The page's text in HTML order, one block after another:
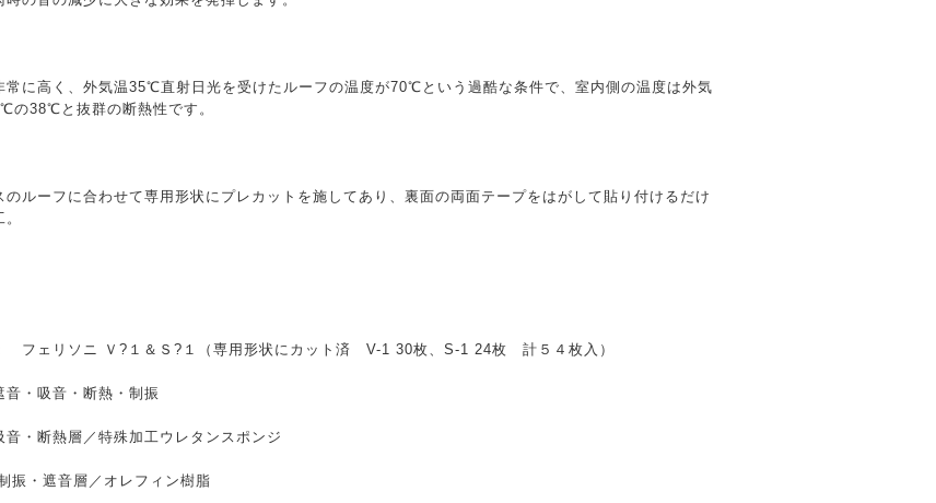
常に高く、外気温35℃直射日光を受けたルーフの温度が70℃という過酷な条件で、室内側の温度は外気
の38℃と抜群の断熱性です。
のルーフに合わせて専用形状にプレカットを施してあり、裏面の両面テープをはがして貼り付けるだけ
フェリソニ Ｖ?１＆Ｓ?１（専用形状にカット済 V-1 30枚、S-1 24枚 計５４枚入）
・吸音・断熱・制振
・断熱層／特殊加工ウレタンスポンジ
音層／オレフィン樹脂